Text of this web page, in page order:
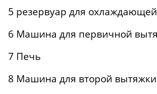
5 резервуар для
6 Машина для первичной
7 Печь
8 Машина для второй вытяжки